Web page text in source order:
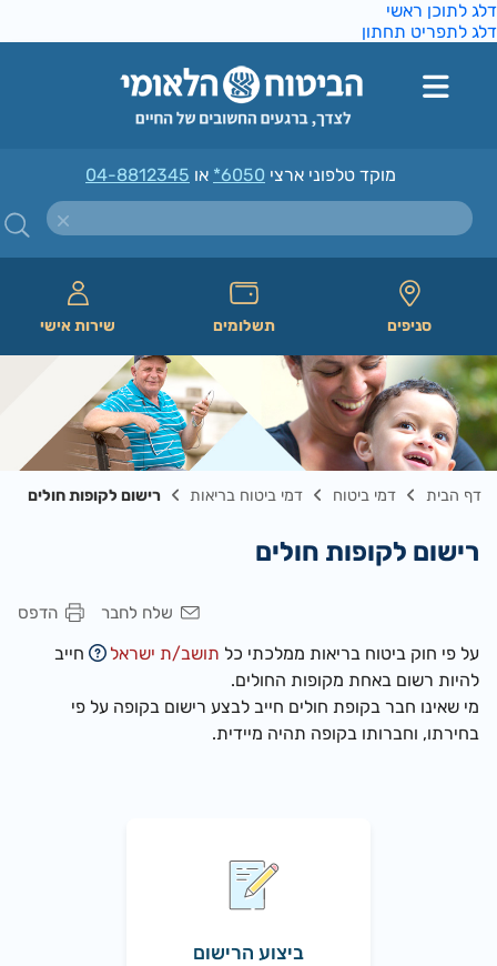
לתוכן ראשי
לתפריט תחתון
מוקד טלפוני ארצי*6050או04-8812345
סניפים תשלומים שירות אישי
דף הבית דמי ביטוח דמי ביטוח בריאות רישום לקופות חולים
רישום לקופות חולים
הדפס שלח לחבר
על פי חוק ביטוח בריאות ממלכתי כלתושב/ת ישראל
חייב
להיות רשום באחת מקופות החולים.
מי שאינו חבר בקופת חולים חייב לבצע רישום בקופה על פי
בחירתו, וחברותו בקופה תהיה מיידית.
ביצוע הרישום